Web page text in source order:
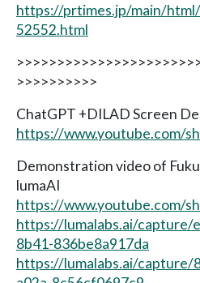
https://prtimes.jp/main/
52552.html
>>>>>>>>>>
ChatGPT +DILAD Screen
https://www.youtube.com/
Demonstration video of
lumaAI
https://www.youtube.com/
https://lumalabs.ai/capture/
8b41-836be8a917da
https://lumalabs.ai/capture/